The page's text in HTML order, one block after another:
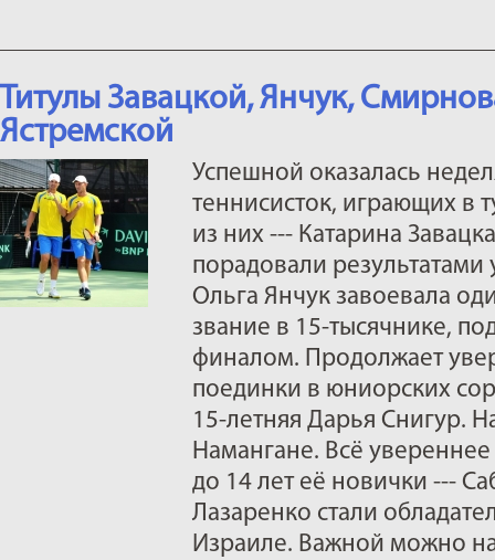
Титулы Завацкой, Янчук,
Ястремской
Успешной оказалась
теннисисток, играющих в
из них --- Катарина
порадовали результатами
Ольга Янчук завоевала
звание в 15-тысячнике,
финалом. Продолжает
поединки в юниорских
15-летняя Дарья Снигур.
Намангане. Всё увереннее
до 14 лет её новички ---
Лазаренко стали
Израиле. Важной можно